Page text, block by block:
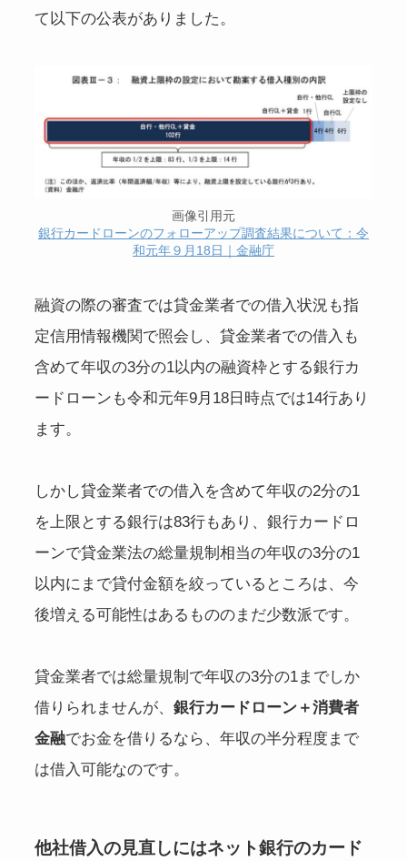
て以下の公表がありました。
画像引用元
銀行カードローンのフォローアップ調査結果について：令
和元年９月18日｜金融庁
融資の際の審査では貸金業者での借入状況も指
定信用情報機関で照会し、貸金業者での借入も
含めて年収の3分の1以内の融資枠とする銀行カ
ードローンも令和元年9月18日時点では14行あり
ます。
しかし貸金業者での借入を含めて年収の2分の1
を上限とする銀行は83行もあり、銀行カードロ
ーンで貸金業法の総量規制相当の年収の3分の1
以内にまで貸付金額を絞っているところは、今
後増える可能性はあるもののまだ少数派です。
貸金業者では総量規制で年収の3分の1までしか
借りられませんが、 銀行カードローン＋消費者
金融でお金を借りるなら、年収の半分程度まで
は借入可能なのです。
他社借入の見直しにはネット銀行のカード